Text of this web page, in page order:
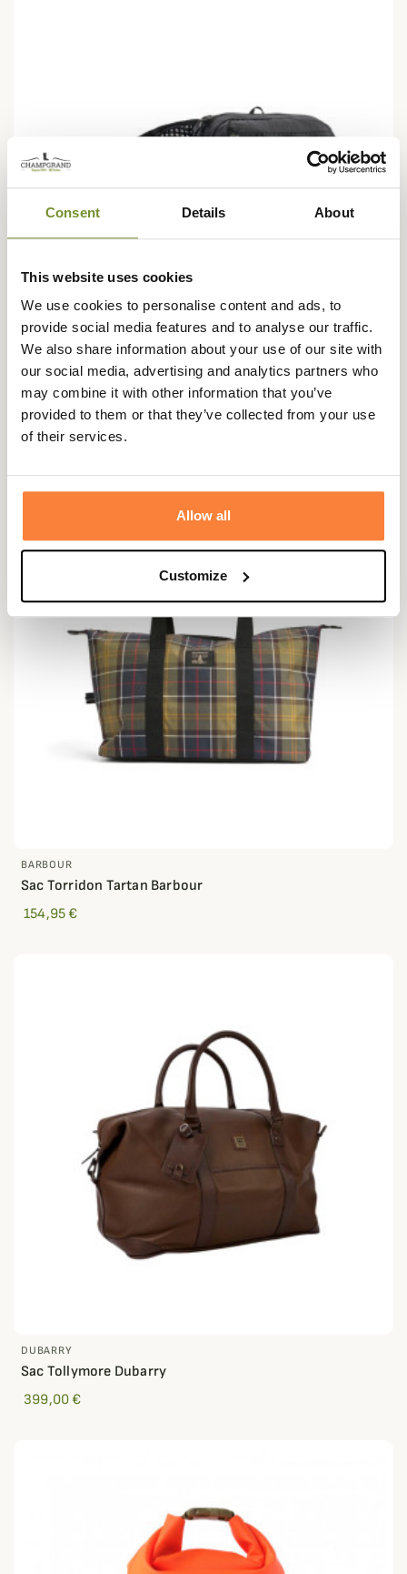
Consent Details About
This website uses cookies
We use cookies to personalise content and ads, to
provide social media features and to analyse our traffic.
We also share information about your use of our site with
our social media, advertising and analytics partners who
may combine it with other information that you’ve
provided to them or that they’ve collected from your use
of their services.
Allow all
Customize
PATAGONIA
Sacoche Banane Terravia Hip Pack 4L Patagonia
55,00 €
BARBOUR
Sac Torridon Tartan Barbour
154,95 €
DUBARRY
Sac Tollymore Dubarry
399,00 €